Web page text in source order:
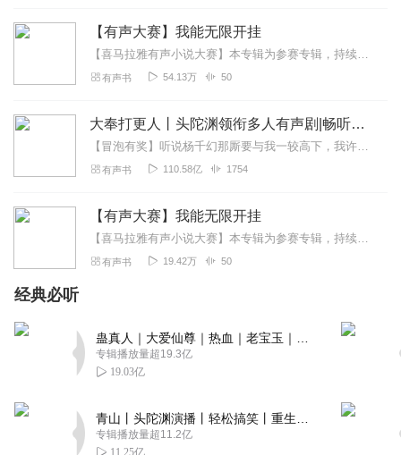
【有声大赛】我能无限开挂
【喜马拉雅有声小说大赛】本专辑为参赛专辑，持续更新六天后7月20日进行结果公示。（订阅/评论/播放/分享会给您喜爱的主播增加票数哦）【内容简介】一代游戏王者林玄...
有声书 54.13万 50
大奉打更人丨头陀渊领衔多人有声剧|畅听全集|王鹤棣、田曦薇主演影视剧原著|卖报小郎君
【冒泡有奖】听说杨千幻那厮要与我一较高下，我许七安要开始装叉了！快进入声音播放页戳下方输入框，冒个泡偷偷告诉我，我要用哪些诗词才能胜过他？说得好的，有赏！202...
有声书 110.58亿 1754
【有声大赛】我能无限开挂
【喜马拉雅有声小说大赛】本专辑为参赛专辑，持续更新六天后7月20日进行结果公示。（订阅/评论/播放/分享会给您喜爱的主播增加票数哦）【内容简介】一代游戏王者林玄...
有声书 19.42万 50
经典必听
专辑播放量超19.3亿
19.03亿
专辑播放量超11.2亿
11.25亿